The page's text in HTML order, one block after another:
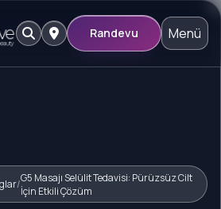
Randevu Menü
/G5 Masajı Selülit Tedavisi: Pürüzsüz Cilt
İçin Etkili Çözüm